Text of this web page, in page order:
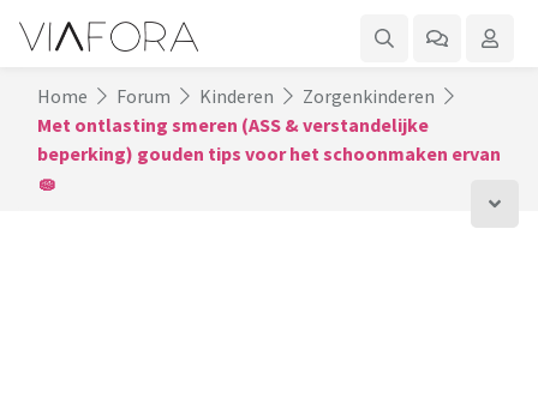
Home Forum Kinderen
Zorgenkinderen
Met ontlasting smeren (ASS & verstandelijke
beperking) gouden tips voor het schoonmaken ervan
🧽